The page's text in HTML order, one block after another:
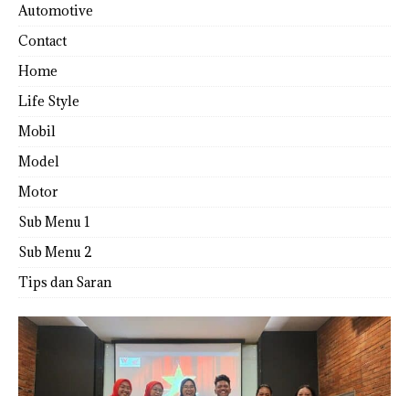
Automotive
Contact
Home
Life Style
Mobil
Model
Motor
Sub Menu 1
Sub Menu 2
Tips dan Saran